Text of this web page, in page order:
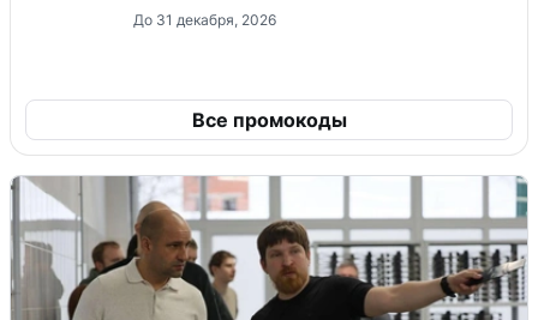
До 31 декабря, 2026
Все промокоды